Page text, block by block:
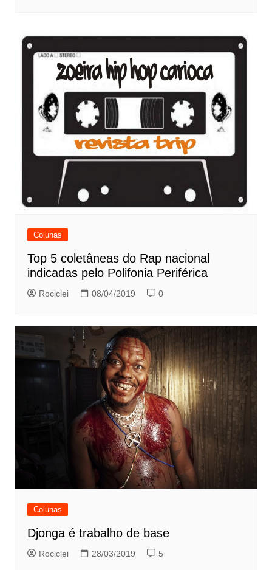
Colunas
Top 5 coletâneas do Rap nacional
indicadas pelo Polifonia Periférica
Rociclei 08/04/2019 0
Colunas
Djonga é trabalho de base
Rociclei 28/03/2019 5